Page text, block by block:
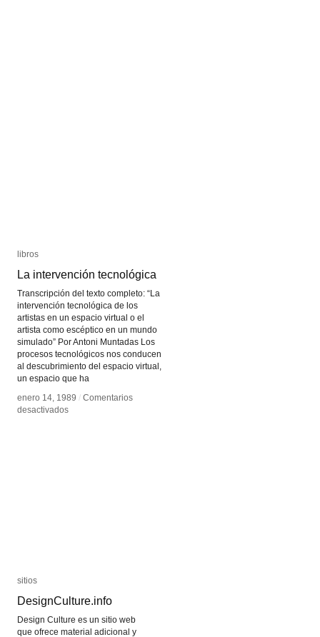
libros
La intervención tecnológica
Transcripción del texto completo: “La
intervención tecnológica de los
artistas en un espacio virtual o el
artista como escéptico en un mundo
simulado” Por Antoni Muntadas Los
procesos tecnológicos nos conducen
al descubrimiento del espacio virtual,
un espacio que ha
enero 14, 1989 / Comentarios
desactivadosen
libros
La intervención tecnológica
enero 14, 1989 / Comentarios
desactivadosen
sitios
DesignCulture.info
Design Culture es un sitio web
que ofrece material adicional y
sitios
DesignCulture.info